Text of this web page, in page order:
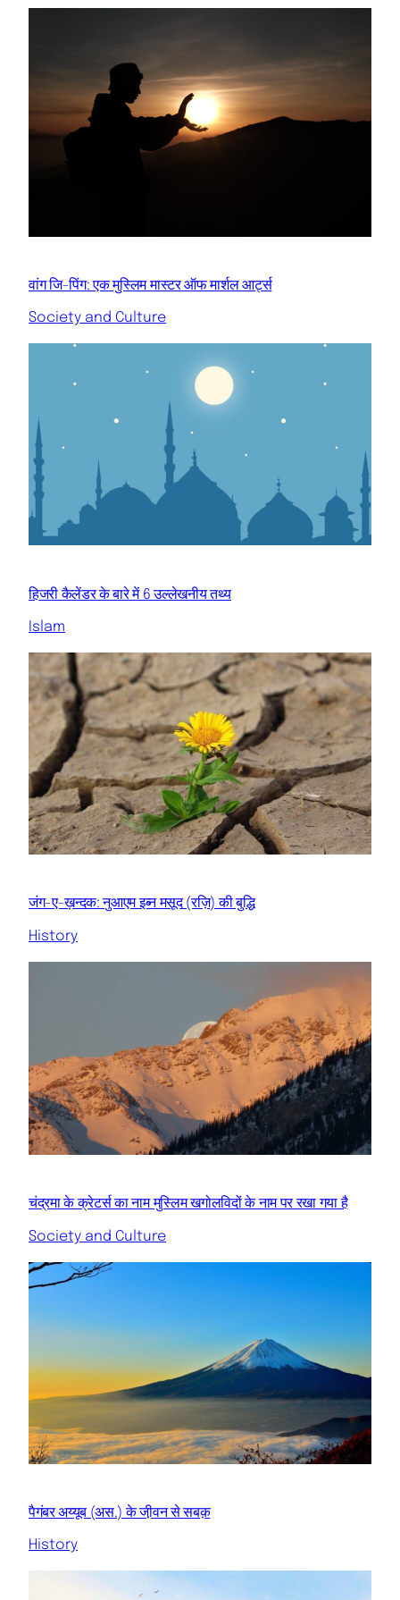
वांग जि-पिंग: एक मुस्लिम मास्टर ऑफ मार्शल आर्ट्स
Society and Culture
हिजरी कैलेंडर के बारे में 6 उल्लेखनीय तथ्य
Islam
जंग-ए-ख़न्दक: नुआएम इब्न मसूद (रज़ि) की बुद्धि
History
चंद्रमा के क्रेटर्स का नाम मुस्लिम खगोलविदों के नाम पर रखा गया है
Society and Culture
पैगंबर अय्यूब (अस.) के जी़वन से सबक़
History